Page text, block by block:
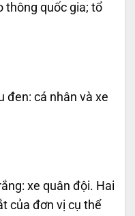
thông quốc gia; tổ
đen: cá nhân và xe
xe quân đội. Hai
của đơn vị cụ thể